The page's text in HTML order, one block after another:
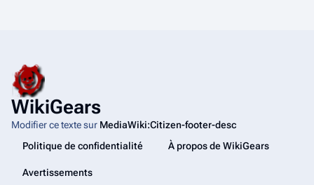
WikiGears
Modifier ce texte sur MediaWiki:Citizen-footer-desc
Politique de confidentialité
À propos de WikiGears
Avertissements